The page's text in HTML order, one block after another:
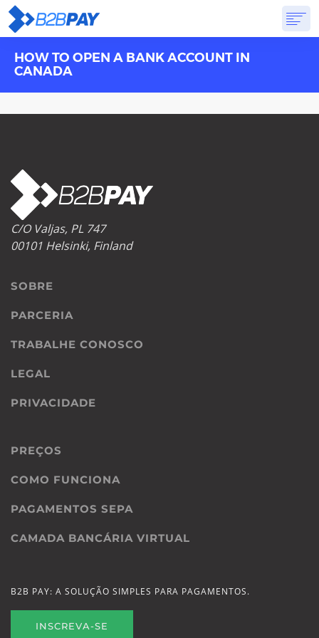
SOBRESOLUÇÕESBANCO VIRTUAL PREÇOSRESPOSTAS
INSCREVA-SE
HOW TO OPEN A BANK ACCOUNT IN
CANADA
C/O Valjas, PL 747
00101 Helsinki, Finland
SOBRE
PARCERIA
TRABALHE CONOSCO
LEGAL
PRIVACIDADE
PREÇOS
COMO FUNCIONA
PAGAMENTOS SEPA
CAMADA BANCÁRIA VIRTUAL
B2B PAY: A SOLUÇÃO SIMPLES PARA PAGAMENTOS.
INSCREVA-SE